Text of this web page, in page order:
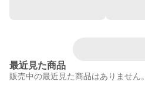
最近見た商品
販売中の最近見た商品はありません。